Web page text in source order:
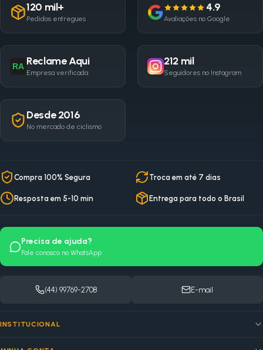
120 mil+
Pedidos entregues
4.9
Avaliações no Google
RA Reclame Aqui
Empresa verificada
212 mil
Seguidores no Instagram
Desde 2016
No mercado de ciclismo
Compra 100% Segura Troca em até 7 dias
Resposta em 5-10 min Entrega para todo o Brasil
Precisa de ajuda?
Fale conosco no WhatsApp
(44) 99769-2708 E-mail
INSTITUCIONAL